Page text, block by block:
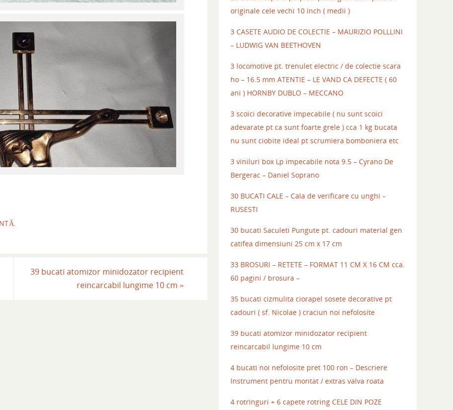
.
39 bucati atomizor minidozator recipient
reincarcabil lungime 10 cm »
originale cele vechi 10 inch ( medii )
3 CASETE AUDIO DE COLECTIE – MAURIZIO POLLLINI
– LUDWIG VAN BEETHOVEN
3 locomotive pt. trenulet electric / de colectie scara
ho – 16.5 mm ATENTIE – LE VAND CA DEFECTE ( 60
ani ) HORNBY DUBLO – MECCANO
3 scoici decorative impecabile ( nu sunt scoici
adevarate pt ca sunt foarte grele ) cca 1 kg bucata
nu sunt ciobite ideal pt scrumiera bomboniera etc
3 viniluri box Lp impecabile nota 9.5 – Cyrano De
Bergerac – Daniel Soprano
30 BUCATI CALE – Cala de verificare cu unghi –
RUSESTI
30 bucati Saculeti Pungute pt. cadouri material gen
catifea dimensiuni 25 cm x 17 cm
33 BROSURI – RETETE – FORMAT 11 CM X 16 CM cca.
60 pagini / brosura –
35 bucati cizmulita ciorapel sosete decorative pt
cadouri ( sf. Nicolae ) craciun noi nefolosite
39 bucati atomizor minidozator recipient
reincarcabil lungime 10 cm
4 bucati noi nefolosite pret 100 ron – Descriere
Instrument pentru montat / extras valva roata
4 rotringuri + 6 capete rotring CELE DIN POZE